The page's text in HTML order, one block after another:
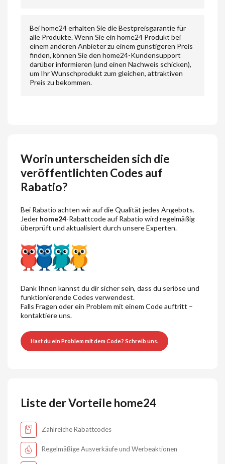
Bei home24 erhalten Sie die Bestpreisgarantie für
alle Produkte. Wenn Sie ein home24 Produkt bei
einem anderen Anbieter zu einem günstigeren Preis
finden, können Sie den home24-Kundensupport
darüber informieren (und einen Nachweis schicken),
um Ihr Wunschprodukt zum gleichen, attraktiven
Preis zu bekommen.
Worin unterscheiden sich die
veröffentlichten Codes auf
Rabatio?
Bei Rabatio achten wir auf die Qualität jedes Angebots.
Jeder home24-Rabattcode auf Rabatio wird regelmäßig
überprüft und aktualisiert durch unsere Experten.
Dank Ihnen kannst du dir sicher sein, dass du seriöse und
funktionierende Codes verwendest.
Falls Fragen oder ein Problem mit einem Code auftritt –
kontaktiere uns.
Hast du ein Problem mit dem Code? Schreib uns.
Liste der Vorteile home24
Zahlreiche Rabattcodes
Regelmäßige Ausverkäufe und Werbeaktionen